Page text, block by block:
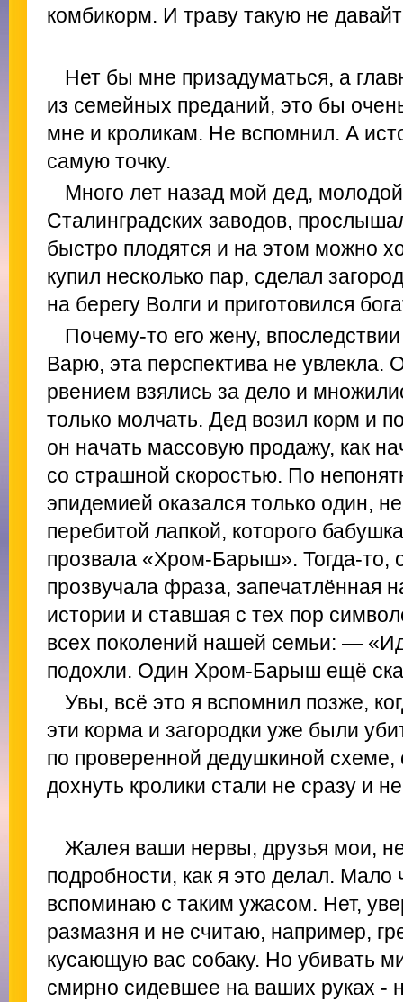
комбикорм. И траву такую не
Нет бы мне призадуматься, а
из семейных преданий, это бы
мне и кроликам. Не вспомнил. А
самую точку.
Много лет назад мой дед,
Сталинградских заводов,
быстро плодятся и на этом можно
купил несколько пар, сделал
на берегу Волги и приготовился
Почему-то его жену,
Варю, эта перспектива не увлекла.
рвением взялись за дело и
только молчать. Дед возил корм и
он начать массовую продажу, как
со страшной скоростью. По
эпидемией оказался только один,
перебитой лапкой, которого
прозвала «Хром-Барыш». Тогда-
прозвучала фраза, запечатлённая
истории и ставшая с тех пор
всех поколений нашей семьи: —
подохли. Один Хром-Барыш ещё
Увы, всё это я вспомнил позже,
эти корма и загородки уже были
по проверенной дедушкиной схеме,
дохнуть кролики стали не сразу и
Жалея ваши нервы, друзья мои,
подробности, как я это делал. Мало
вспоминаю с таким ужасом. Нет,
размазня и не считаю, например,
кусающую вас собаку. Но убивать
смирно сидевшее на ваших руках -